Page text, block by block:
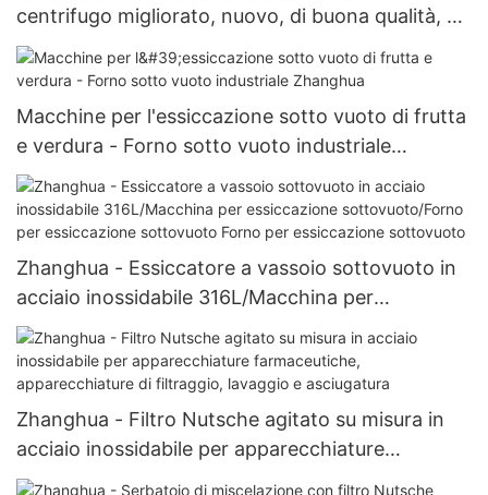
centrifugo migliorato, nuovo, di buona qualità, a
basso prezzo, unità di essiccazione a spruzzo
con flusso d'aria
Macchine per l'essiccazione sotto vuoto di frutta
e verdura - Forno sotto vuoto industriale
Zhanghua
Zhanghua - Essiccatore a vassoio sottovuoto in
acciaio inossidabile 316L/Macchina per
essiccazione sottovuoto/Forno per essiccazione
sottovuoto Forno per essiccazione sottovuoto
Zhanghua - Filtro Nutsche agitato su misura in
acciaio inossidabile per apparecchiature
farmaceutiche, apparecchiature di filtraggio,